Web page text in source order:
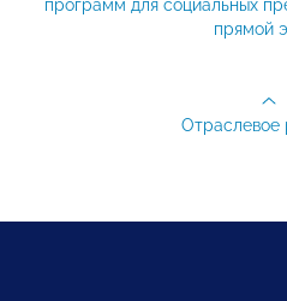
программ для социальных
прямой
Отраслевое